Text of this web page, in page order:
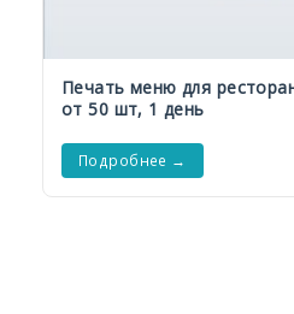
Печать меню для
от 50 шт, 1 день
Подробнее →